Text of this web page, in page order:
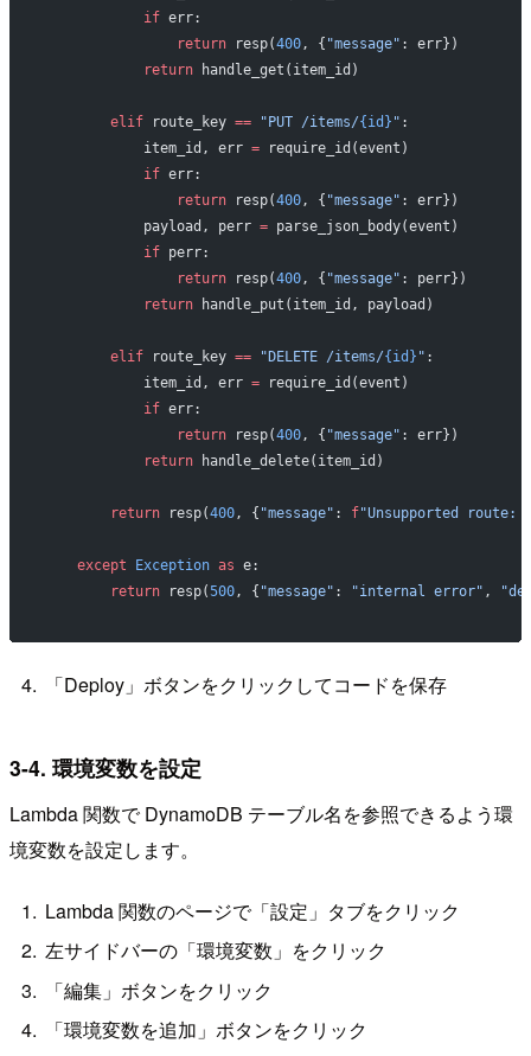
            if
err:
                return
resp(400, { "message" : err})
            return
handle_get(item_id)
        elif
route_key == "PUT /items/{id} " :
            item_id, err
= require_id(event)
            if
err:
                return
resp(400, { "message" : err})
            payload, perr
= parse_json_body(event)
            if
perr:
                return
resp(400, { "message" : perr})
            return
handle_put(item_id, payload)
        elif
route_key == "DELETE /items/{id} " :
            item_id, err
= require_id(event)
            if
err:
                return
resp(400, { "message" : err})
            return
handle_delete(item_id)
        return
resp(400, { "message" : f"Unsupported route:
    except
Exception as e:
        return
resp(500, { "message" : "internal error" ,
「Deploy」ボタンをクリックしてコードを保存
3-4. 環境変数を設定
Lambda 関数で DynamoDB テーブル名を参照できるよう環
境変数を設定します。
Lambda 関数のページで「設定」タブをクリック
左サイドバーの「環境変数」をクリック
「編集」ボタンをクリック
「環境変数を追加」ボタンをクリック